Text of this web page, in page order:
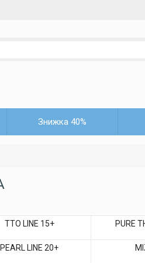
Знижка 40%
TTO LINE 15+ PURE
PEARL LINE 20+